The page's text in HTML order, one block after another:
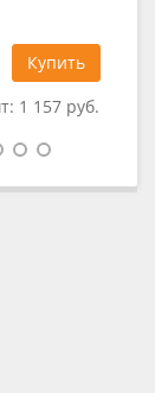
Купить
1 157 руб.